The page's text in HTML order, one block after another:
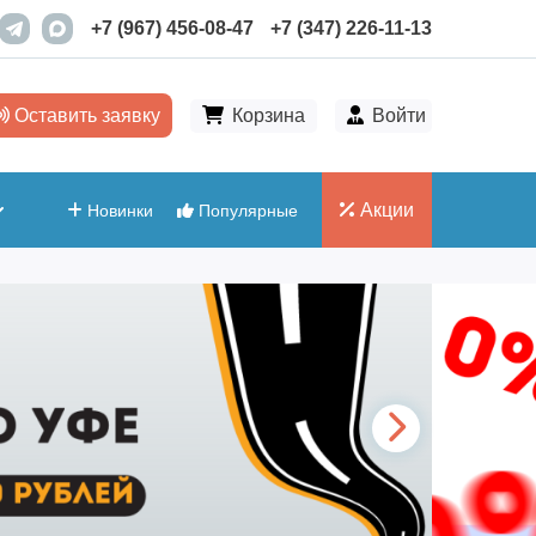
+7 (967) 456-08-47 +7 (347) 226-11-13
Оставить заявку Корзина Войти
Новинки Популярные Акции